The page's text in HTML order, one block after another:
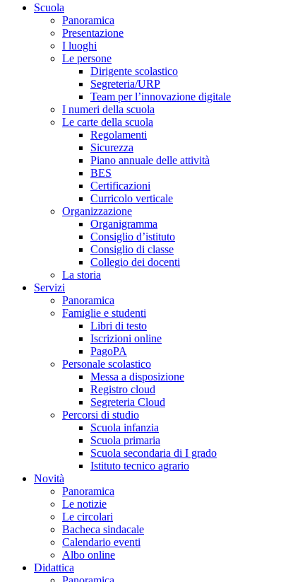
Scuola
Panoramica
Presentazione
I luoghi
Le persone
Dirigente scolastico
Segreteria/URP
Team per l’innovazione digitale
I numeri della scuola
Le carte della scuola
Regolamenti
Sicurezza
Piano annuale delle attività
BES
Certificazioni
Curricolo verticale
Organizzazione
Organigramma
Consiglio d’istituto
Consiglio di classe
Collegio dei docenti
La storia
Servizi
Panoramica
Famiglie e studenti
Libri di testo
Iscrizioni online
PagoPA
Personale scolastico
Messa a disposizione
Registro cloud
Segreteria Cloud
Percorsi di studio
Scuola infanzia
Scuola primaria
Scuola secondaria di I grado
Istituto tecnico agrario
Novità
Panoramica
Le notizie
Le circolari
Bacheca sindacale
Calendario eventi
Albo online
Didattica